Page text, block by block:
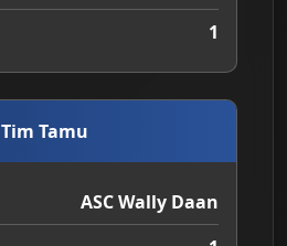
1
Tim Tamu
ASC Wally Daan